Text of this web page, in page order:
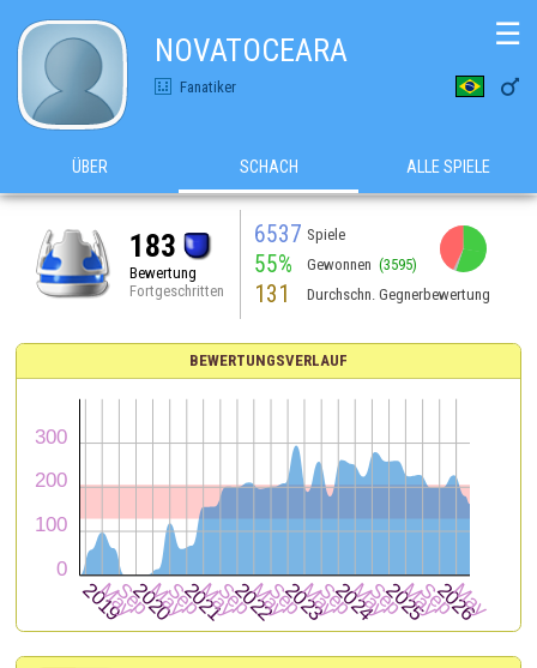
NOVATOCEARA
Fanatiker 
☰
ÜBER SCHACH ALLE SPIELE
183
Bewertung
Fortgeschritten
6537 Spiele
55% Gewonnen (3595)
131 Durchschn. Gegnerbewertung
BEWERTUNGSVERLAUF